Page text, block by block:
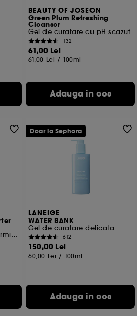
BEAUTY OF JOSEON
Green Plum Refreshing
Cleanser
Gel de curatare cu pH scazut
132
61,00 Lei
61,00 Lei / 100ml
Adauga in cos
Set pentru hidratare si fermitate
LANEIGE
WATER BANK
Gel de curatare delicata
612
150,00 Lei
60,00 Lei / 100ml
Adauga in cos
Doar la Sephora